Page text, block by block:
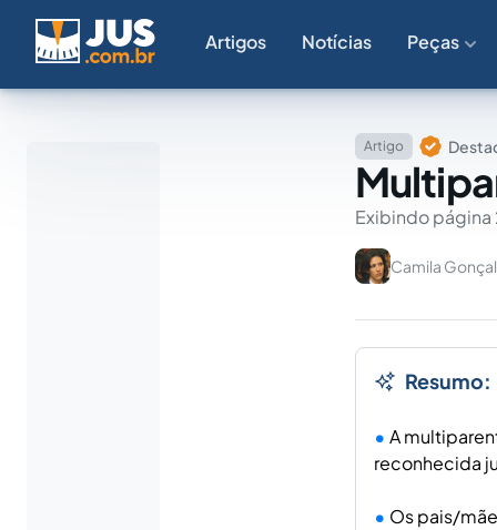
Artigos Notícias Peças
Artigo
Exibindo página
Camila
Resumo:
A
reconhecida
Os pais/